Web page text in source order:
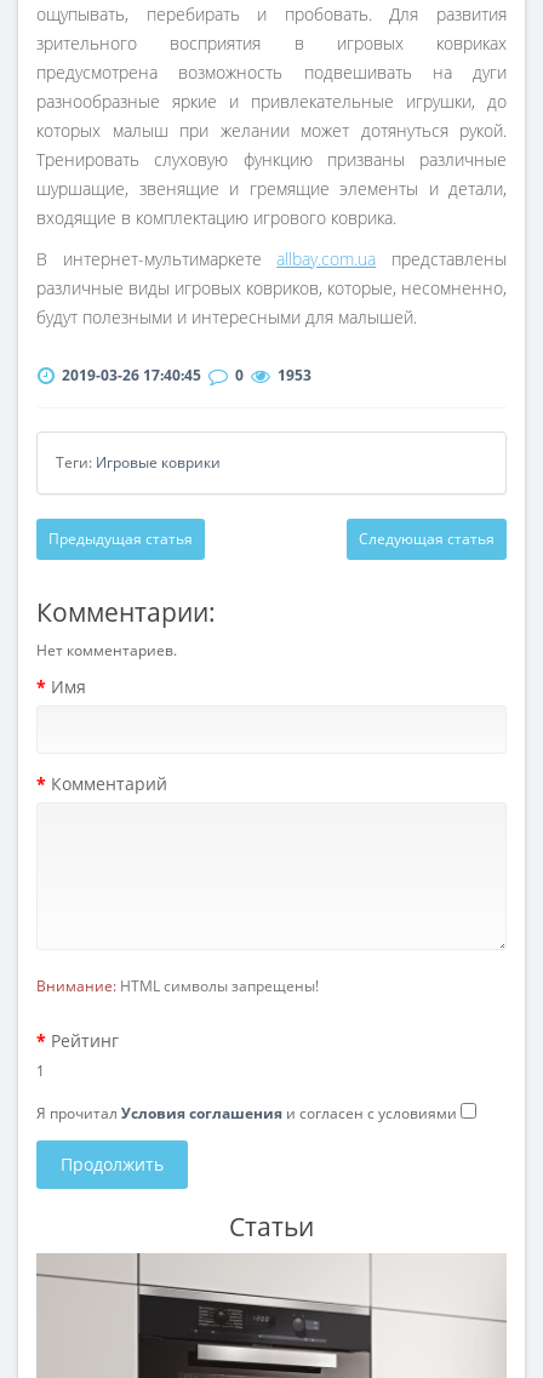
ощупывать, перебирать и пробовать. Для развития
зрительного восприятия в игровых ковриках
предусмотрена возможность подвешивать на дуги
разнообразные яркие и привлекательные игрушки, до
которых малыш при желании может дотянуться рукой.
Тренировать слуховую функцию призваны различные
шуршащие, звенящие и гремящие элементы и детали,
входящие в комплектацию игрового коврика.
В интернет-мультимаркетеallbay.com.ua представлены
различные виды игровых ковриков, которые, несомненно,
будут полезными и интересными для малышей.
2019-03-26 17:40:45 0 1953
Теги: Игровые коврики
Предыдущая статья Следующая статья
Комментарии:
Нет комментариев.
Имя
Комментарий
Внимание: HTML символы запрещены!
Рейтинг
1
Я прочитал Условия соглашения и согласен с условиями
Продолжить
Статьи